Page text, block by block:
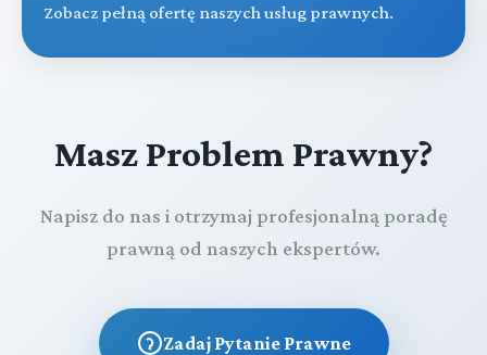
Zobacz pełną ofertę naszych usług prawnych.
Masz Problem Prawny?
Napisz do nas i otrzymaj profesjonalną poradę
prawną od naszych ekspertów.
Zadaj Pytanie Prawne